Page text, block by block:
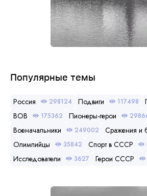
Популярные темы
Россия 298124 Подвиги 117498
ВОВ 175362 Пионеры-герои
Военачальники 249002 Сражения и
Олимпийцы 35842 Спорт в СССР
Исследователи 3627 Герои СССР